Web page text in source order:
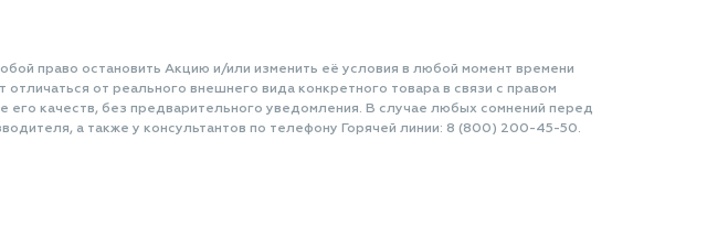
право остановить Акцию и/или изменить её условия в любой момент времени
от реального внешнего вида конкретного товара в связи с правом
качеств, без предварительного уведомления. В случае любых сомнений перед
а также у консультантов по телефону Горячей линии: 8 (800) 200-45-50.